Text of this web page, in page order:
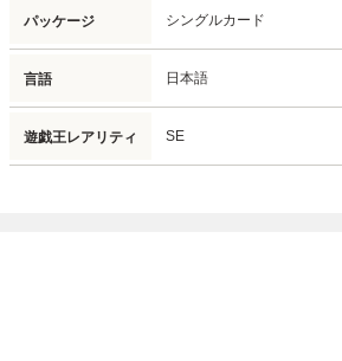
パッケージ シングルカード
言語 日本語
遊戯王レアリティ SE